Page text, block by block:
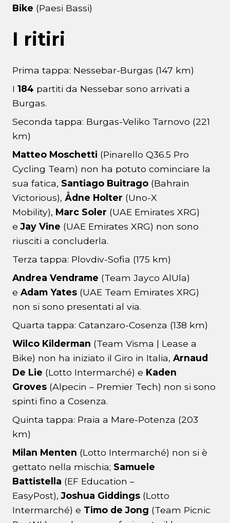
Bike (Paesi Bassi)
I ritiri
Prima tappa: Nessebar-Burgas (147 km)
I 184 partiti da Nessebar sono arrivati a
Burgas.
Seconda tappa: Burgas-Veliko Tarnovo (221
km)
Matteo Moschetti (Pinarello Q36.5 Pro
Cycling Team) non ha potuto cominciare la
sua fatica, Santiago Buitrago (Bahrain
Victorious), Ådne Holter (Uno-X
Mobility), Marc Soler (UAE Emirates XRG)
e Jay Vine (UAE Emirates XRG) non sono
riusciti a concluderla.
Terza tappa: Plovdiv-Sofia (175 km)
Andrea Vendrame (Team Jayco AlUla)
e Adam Yates (UAE Team Emirates XRG)
non si sono presentati al via.
Quarta tappa: Catanzaro-Cosenza (138 km)
Wilco Kilderman (Team Visma | Lease a
Bike) non ha iniziato il Giro in Italia, Arnaud
De Lie (Lotto Intermarché) e Kaden
Groves (Alpecin – Premier Tech) non si sono
spinti fino a Cosenza.
Quinta tappa: Praia a Mare-Potenza (203
km)
Milan Menten (Lotto Intermarché) non si è
gettato nella mischia; Samuele
Battistella (EF Education –
EasyPost),Joshua Giddings (Lotto
Intermarché) e Timo de Jong (Team Picnic